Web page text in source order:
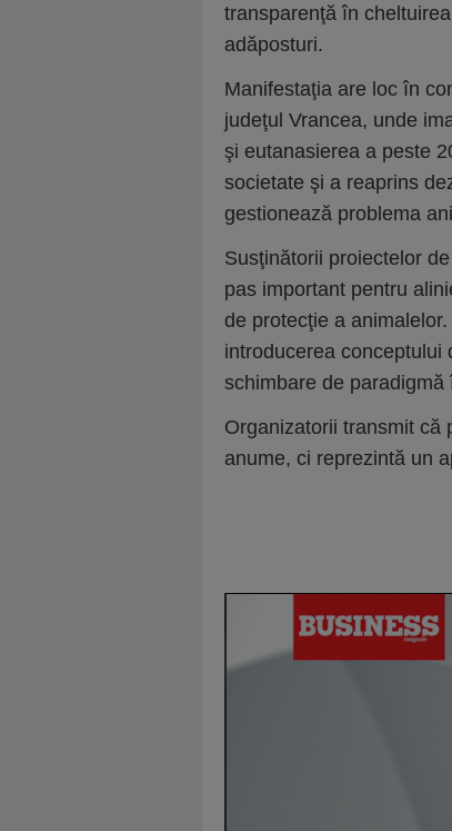
transparenţă în
adăposturi.
Manifestaţia are loc în
judeţul Vrancea, unde
şi eutanasierea a peste
societate şi a reaprins
gestionează problema
Susţinătorii proiectelor
pas important pentru
de protecţie a
introducerea conceptului
schimbare de
Organizatorii transmit că
anume, ci reprezintă un